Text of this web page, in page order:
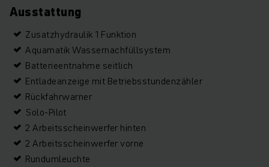
Ausstattung
Zusatzhydraulik 1 Funktion
Aquamatik Wassernachfüllsystem
Batterieentnahme seitlich
Entladeanzeige mit Betriebsstundenzähler
Rückfahrwarner
Solo-Pilot
2 Arbeitsscheinwerfer hinten
2 Arbeitsscheinwerfer vorne
Rundumleuchte